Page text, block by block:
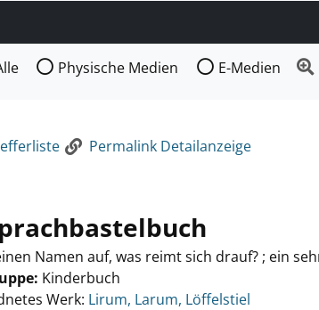
Sie die Medienart nach der Sie suchen
Physische Medien E-Medien
Permalink Detailanzeige
Namen auf, was reimt sich drauf? ; ein
Kinderbuch
Werk: Lirum, Larum, Löffelstiel